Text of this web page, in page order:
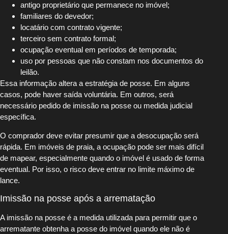
antigo proprietário que permanece no imóvel;
familiares do devedor;
locatário com contrato vigente;
terceiro sem contrato formal;
ocupação eventual em períodos de temporada;
uso por pessoas que não constam nos documentos do
leilão.
Essa informação altera a estratégia de posse. Em alguns
casos, pode haver saída voluntária. Em outros, será
necessário pedido de imissão na posse ou medida judicial
específica.
O comprador deve evitar presumir que a desocupação será
rápida. Em imóveis de praia, a ocupação pode ser mais difícil
de mapear, especialmente quando o imóvel é usado de forma
eventual. Por isso, o risco deve entrar no limite máximo de
lance.
Imissão na posse após a arrematação
A imissão na posse é a medida utilizada para permitir que o
arrematante obtenha a posse do imóvel quando ele não é